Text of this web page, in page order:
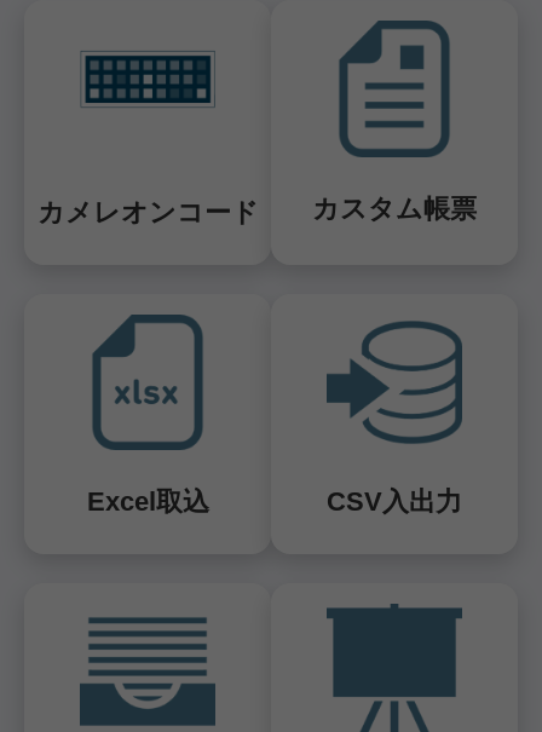
カメレオンコード カスタム帳票
Excel取込 CSV入出力